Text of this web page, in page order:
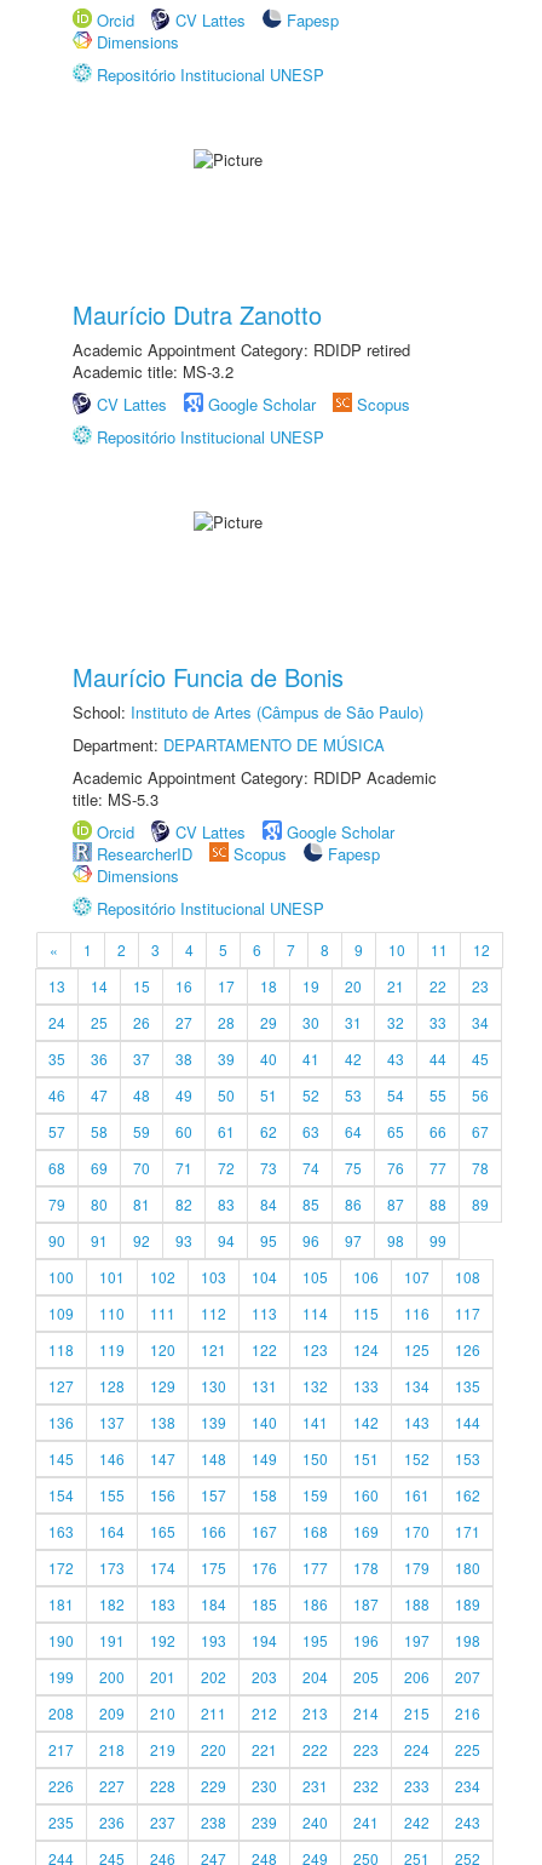
Orcid
CV Lattes
Fapesp
Dimensions
Repositório Institucional UNESP
Maurício Dutra Zanotto
Academic Appointment Category: RDIDP retired
Academic title: MS-3.2
CV Lattes
Google Scholar
Scopus
Repositório Institucional UNESP
Maurício Funcia de Bonis
School: Instituto de Artes (Câmpus de São Paulo)
Department: DEPARTAMENTO DE MÚSICA
Academic Appointment Category: RDIDP Academic
title: MS-5.3
Orcid
CV Lattes
Google Scholar
ResearcherID
Scopus
Fapesp
Dimensions
Repositório Institucional UNESP
« 1 2 3 4 5 6 7 8 9 10 11
12
13
14 15 16 17 18 19 20 21 22
23
24
25 26 27 28 29 30 31 32 33
34
35
36 37 38 39 40 41 42 43 44
45
46
47 48 49 50 51 52 53 54 55
56
57
58 59 60 61 62 63 64 65 66
67
68
69 70 71 72 73 74 75 76 77
78
79
80 81 82 83 84 85 86 87 88
89
90
91 92 93 94 95 96 97 98
99
100
101 102 103 104 105 106 107
108
109
110 111 112 113 114 115 116
117
118
119 120 121 122 123 124 125
126
127
128 129 130 131 132 133 134
135
136
137 138 139 140 141 142 143
144
145
146 147 148 149 150 151 152
153
154
155 156 157 158 159 160 161
162
163
164 165 166 167 168 169 170
171
172
173 174 175 176 177 178 179
180
181
182 183 184 185 186 187 188
189
190
191 192 193 194 195 196 197
198
199
200 201 202 203 204 205 206
207
208
209 210 211 212 213 214 215
216
217
218 219 220 221 222 223 224
225
226
227 228 229 230 231 232 233
234
235
236 237 238 239 240 241 242
243
244
245 246 247 248 249 250 251 252